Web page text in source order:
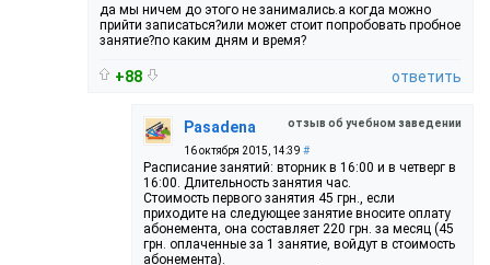
да мы ничем до этого не занимались.а когда можно
прийти записаться?или может стоит попробовать пробное
занятие?по каким дням и время?
+88 ответить
отзыв об учебном заведении
Pasadena
16 октября 2015, 14:39 #
Расписание занятий: вторник в 16:00 и в четверг в
16:00. Длительность занятия час.
Стоимость первого занятия 45 грн., если
приходите на следующее занятие вносите оплату
абонемента, она составляет 220 грн. за месяц (45
грн. оплаченные за 1 занятие, войдут в стоимость
абонемента).